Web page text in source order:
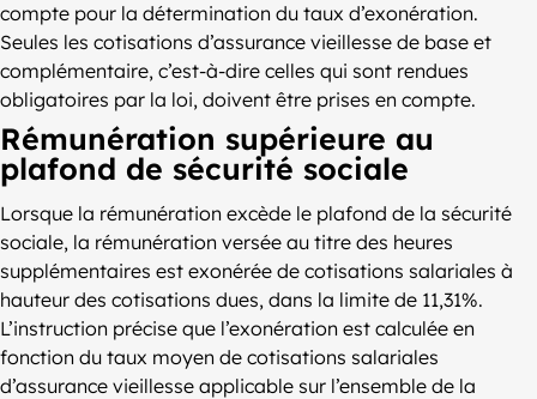
compte pour la détermination du taux d’exonération.
Seules les cotisations d’assurance vieillesse de base et
complémentaire, c’est-à-dire celles qui sont rendues
obligatoires par la loi, doivent être prises en compte.
Rémunération supérieure au
plafond de sécurité sociale
Lorsque la rémunération excède le plafond de la sécurité
sociale, la rémunération versée au titre des heures
supplémentaires est exonérée de cotisations salariales à
hauteur des cotisations dues, dans la limite de 11,31%.
L’instruction précise que l’exonération est calculée en
fonction du taux moyen de cotisations salariales
d’assurance vieillesse applicable sur l’ensemble de la